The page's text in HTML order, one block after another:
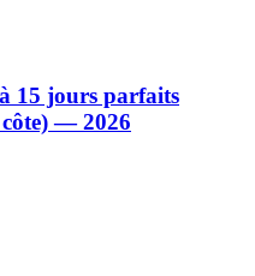
15 jours parfaits
— 2026